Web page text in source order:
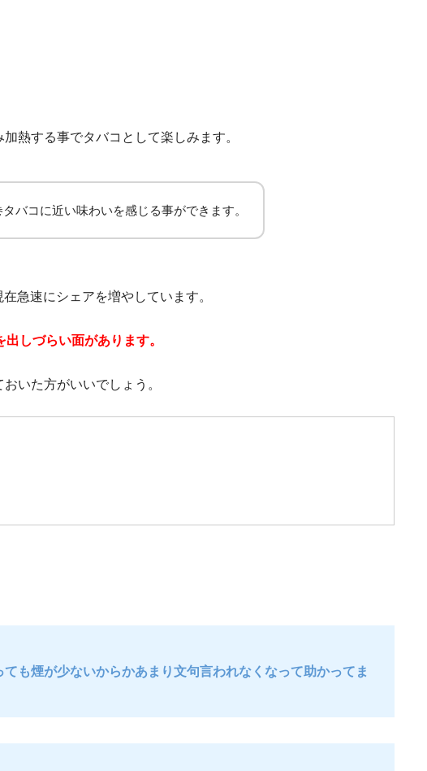
熱する事でタバコとして楽しみます。
バコに近い味わいを感じる事ができます。
急速にシェアを増やしています。
しづらい面があります。
いた方がいいでしょう。
も煙が少ないからかあまり文句言われなくなって助かってま